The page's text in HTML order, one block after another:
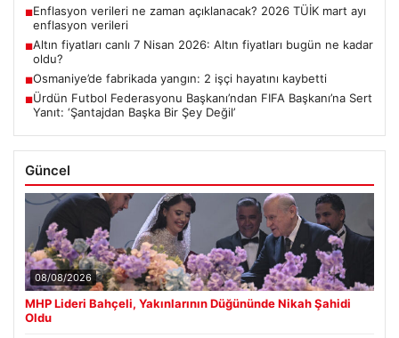
■Enflasyon verileri ne zaman açıklanacak? 2026 TÜİK mart ayı
enflasyon verileri
■Altın fiyatları canlı 7 Nisan 2026: Altın fiyatları bugün ne kadar
oldu?
■Osmaniye’de fabrikada yangın: 2 işçi hayatını kaybetti
■Ürdün Futbol Federasyonu Başkanı’ndan FIFA Başkanı’na Sert
Yanıt: ‘Şantajdan Başka Bir Şey Değil’
Güncel
08/08/2026
MHP Lideri Bahçeli, Yakınlarının Düğününde Nikah Şahidi
Oldu